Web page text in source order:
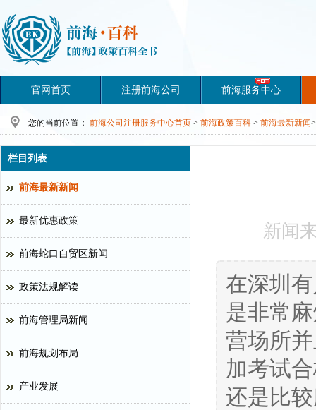
官网首页 注册前海公司 前海服务中心
您的当前位置： 前海公司注册服务中心首页 > 前海政策百科 > 前海最新新闻>
新闻
在深圳
是非常
营场所
加考试
还是比
栏目列表
前海最新新闻
最新优惠政策
前海蛇口自贸区新闻
政策法规解读
前海管理局新闻
前海规划布局
产业发展